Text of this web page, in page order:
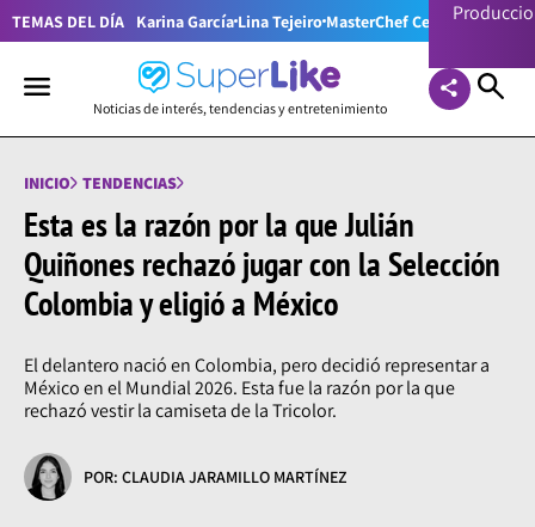
TEMAS DEL DÍA Karina García Lina Tejeiro MasterChef Celebrity
Noticias de interés, tendencias y entretenimiento
INICIO TENDENCIAS
Esta es la razón por la que Julián
Quiñones rechazó jugar con la Selección
Colombia y eligió a México
El delantero nació en Colombia, pero decidió representar a
México en el Mundial 2026. Esta fue la razón por la que
rechazó vestir la camiseta de la Tricolor.
POR: CLAUDIA JARAMILLO MARTÍNEZ